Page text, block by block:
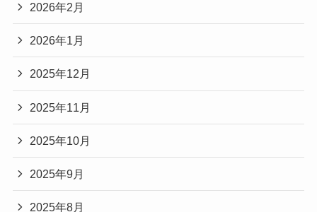
2026年2月
2026年1月
2025年12月
2025年11月
2025年10月
2025年9月
2025年8月